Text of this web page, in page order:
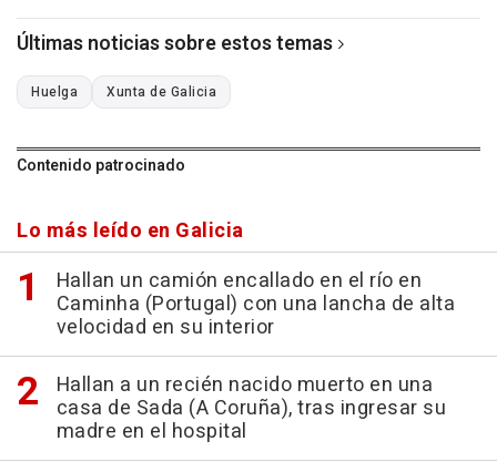
Últimas noticias sobre estos temas
Huelga Xunta de Galicia
Contenido patrocinado
Lo más leído en Galicia
Hallan un camión encallado en el río en
Caminha (Portugal) con una lancha de alta
velocidad en su interior
Hallan a un recién nacido muerto en una
casa de Sada (A Coruña), tras ingresar su
madre en el hospital